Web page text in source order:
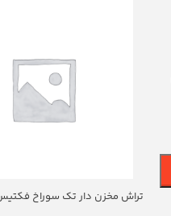
تراش مخزن دار تک سوراخ فکتیس